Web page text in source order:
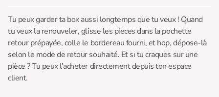
Tu peux garder ta box aussi longtemps que tu veux ! Quand
tu veux la renouveler, glisse les pièces dans la pochette
retour prépayée, colle le bordereau fourni, et hop, dépose-là
selon le mode de retour souhaité. Et si tu craques sur une
pièce ? Tu peux l’acheter directement depuis ton espace
client.